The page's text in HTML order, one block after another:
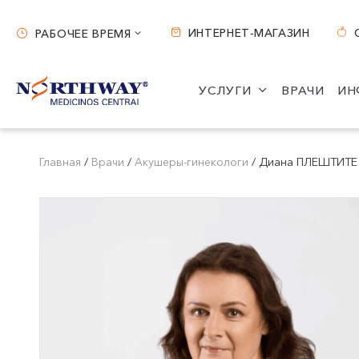
Рабочее время
Вильнюс
ул. S. Žukausko 19
Часы работы:
Каунас
ул. Miško 25A
Часы работы:
VII --
РАБОЧЕЕ ВРЕМЯ ИНТЕРНЕТ-МАГАЗИН
УСЛУГИ ВРАЧИ
Главная / Врачи / Акушеры-гинекологи / Диана ПЛЕШТИТЕ